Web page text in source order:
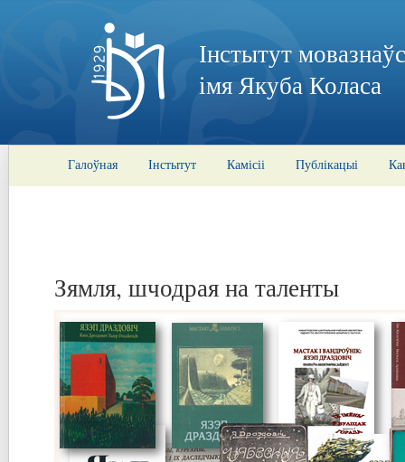
Інстытут
імя Якуба Коласа
Галоўная Інстытут Камісіі Публікацыі
Зямля, шчодрая на таленты